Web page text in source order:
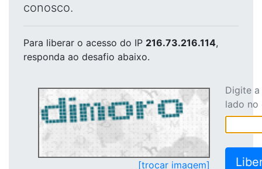
conosco.
Para liberar o acesso do IP 216.73.216.114,
responda ao desafio abaixo.
[trocar imagem]
Digite
lado no